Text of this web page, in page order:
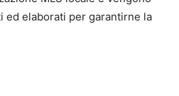
ed elaborati per garantirne la